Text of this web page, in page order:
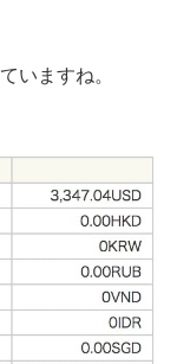
いますね。